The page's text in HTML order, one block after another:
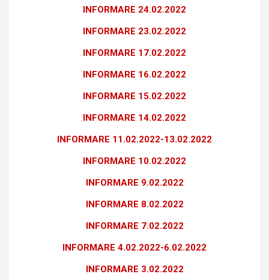
INFORMARE 24.02.2022
INFORMARE 23.02.2022
INFORMARE 17.02.2022
INFORMARE 16.02.2022
INFORMARE 15.02.2022
INFORMARE 14.02.2022
INFORMARE 11.02.2022-13.02.2022
INFORMARE 10.02.2022
INFORMARE 9.02.2022
INFORMARE 8.02.2022
INFORMARE 7.02.2022
INFORMARE 4.02.2022-6.02.2022
INFORMARE 3.02.2022